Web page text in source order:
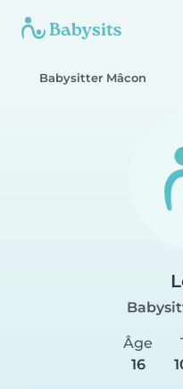
Babysitter Mâcon
Âge
16